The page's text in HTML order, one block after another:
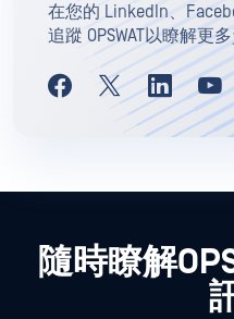
在您的 LinkedIn、
追蹤 OPSWAT以瞭解更多
隨時瞭解